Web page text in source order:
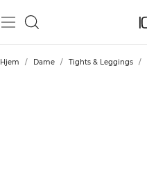
Hjem / Dame / Tights & Leggings /